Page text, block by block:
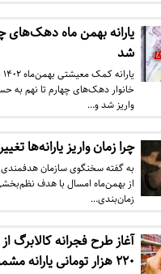
یارانه بهمن ماه دهک‌های
شد
خانوار دهک‌های چهارم تا نهم به
واریز شد و…
چرا زمان‌ واریز یارانه‌ها
به گفته سخنگوی سازمان هدفمندی‌
از بهمن‌ماه امسال با هدف
زمان‌بندی…
آغاز طرح فجرانه کالابرگ
۲۲۰ هزار تومانی یارانه مشمولانِ طرح